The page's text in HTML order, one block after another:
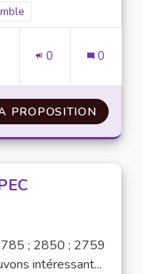
5. Vivre ensemble et
0 0
PROPOSITION N° 48
; 2850 ; 2759
intéressant...